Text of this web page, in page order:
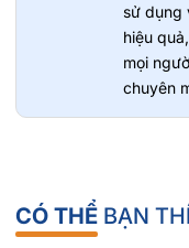
sử dụng
hiệu
mọi
chuyên
CÓ THỂ BẠN